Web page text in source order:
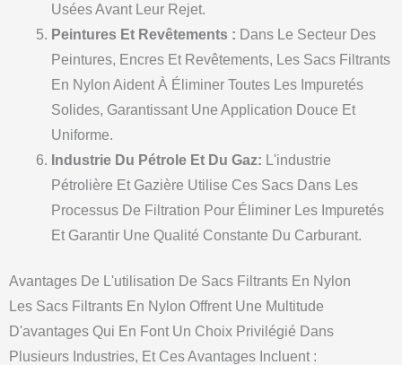
Usées Avant Leur Rejet.
Peintures Et Revêtements : Dans Le Secteur Des
Peintures, Encres Et Revêtements, Les Sacs Filtrants
En Nylon Aident À Éliminer Toutes Les Impuretés
Solides, Garantissant Une Application Douce Et
Uniforme.
Industrie Du Pétrole Et Du Gaz: L'industrie
Pétrolière Et Gazière Utilise Ces Sacs Dans Les
Processus De Filtration Pour Éliminer Les Impuretés
Et Garantir Une Qualité Constante Du Carburant.
Avantages De L'utilisation De Sacs Filtrants En Nylon
Les Sacs Filtrants En Nylon Offrent Une Multitude
D'avantages Qui En Font Un Choix Privilégié Dans
Plusieurs Industries, Et Ces Avantages Incluent :